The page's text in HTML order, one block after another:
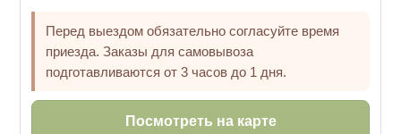
Перед выездом обязательно согласуйте время
приезда. Заказы для самовывоза
подготавливаются от 3 часов до 1 дня.
Посмотреть на карте